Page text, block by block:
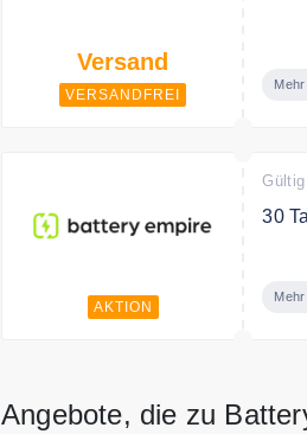
Versand
VERSANDFREI
AKTION
30
hat
Angebote, die zu